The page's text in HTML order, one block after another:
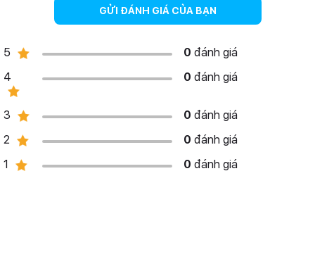
GỬI ĐÁNH GIÁ CỦA BẠN
5 0 đánh giá
4
0 đánh giá
3 0 đánh giá
2
0 đánh giá
1
0 đánh giá